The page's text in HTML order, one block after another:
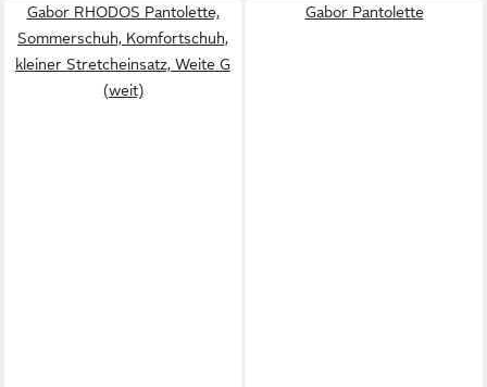
Gabor RHODOS Pantolette,
Sommerschuh, Komfortschuh,
kleiner Stretcheinsatz, Weite G
(weit)
Gabor Pantolette